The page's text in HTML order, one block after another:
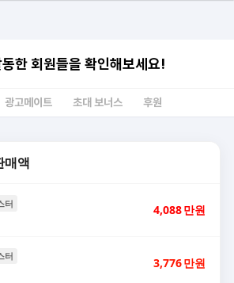
한 회원들을 확인해보세요!
광고메이트 초대 보너스 후원
매액
터 4,088만원
터 3,776만원